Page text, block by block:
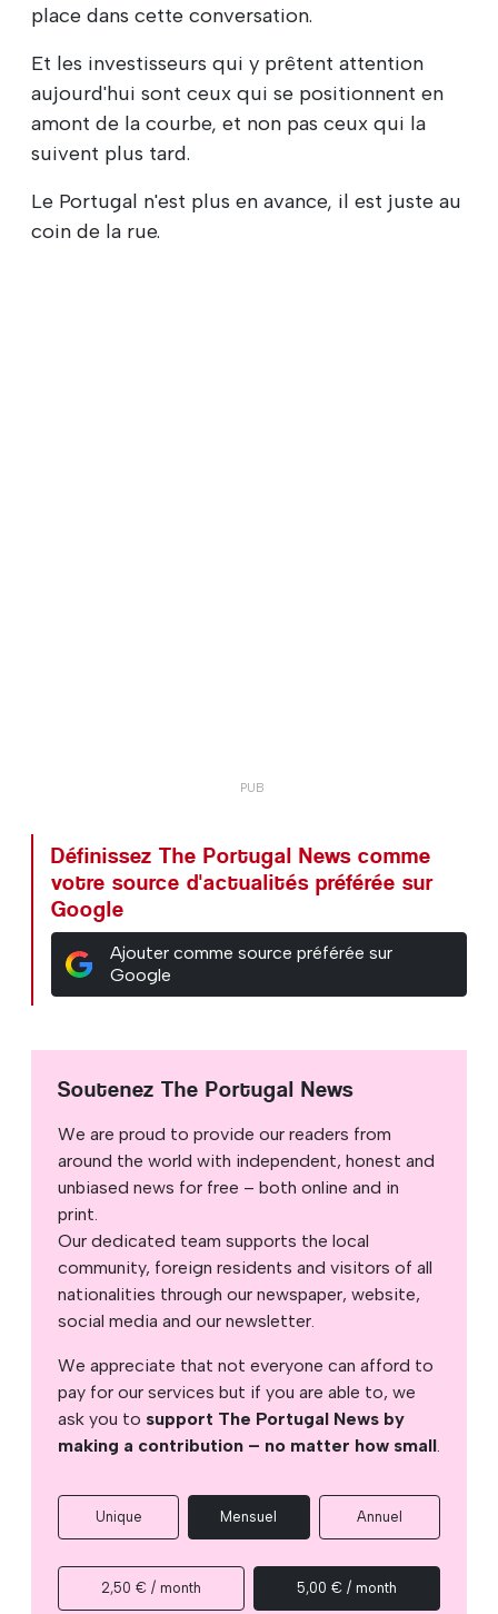
place dans cette conversation.
Et les investisseurs qui y prêtent attention
aujourd'hui sont ceux qui se positionnent en
amont de la courbe, et non pas ceux qui la
suivent plus tard.
Le Portugal n'est plus en avance, il est juste au
coin de la rue.
Définissez The Portugal News comme
votre source d'actualités préférée sur
Google
Ajouter comme source préférée sur
Google
Soutenez The Portugal News
We are proud to provide our readers from
around the world with independent, honest and
unbiased news for free – both online and in
print.
Our dedicated team supports the local
community, foreign residents and visitors of all
nationalities through our newspaper, website,
social media and our newsletter.
We appreciate that not everyone can afford to
pay for our services but if you are able to, we
ask you to support The Portugal News by
making a contribution – no matter how small.
Unique Mensuel Annuel
2,50 € / month 5,00 € / month